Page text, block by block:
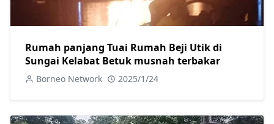
Rumah panjang Tuai Rumah Beji Utik di
Sungai Kelabat Betuk musnah terbakar
Borneo Network 2025/1/24